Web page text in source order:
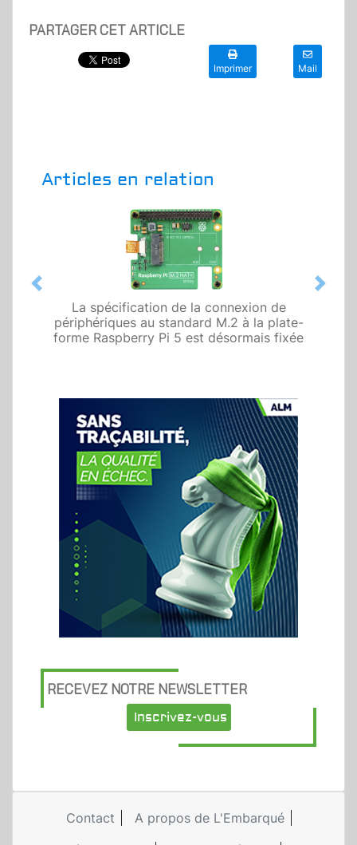
PARTAGER CET ARTICLE
Imprimer Mail
Articles en relation
La spécification de la connexion de
périphériques au standard M.2 à la plate-
forme Raspberry Pi 5 est désormais fixée
Previous Next
RECEVEZ NOTRE NEWSLETTER
Inscrivez-vous
Contact
A propos de L'Embarqué